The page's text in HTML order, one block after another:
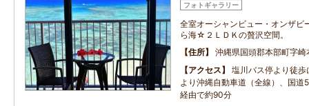
フォトギャラリー
全室オーシャンビュー・オンザビ
ら海☆２ＬＤＫの贅沢空間。
住所
沖縄県国頭郡本部町字
アクセス
塩川バス停より徒
より沖縄自動車道（全線）、国
経由で約90分